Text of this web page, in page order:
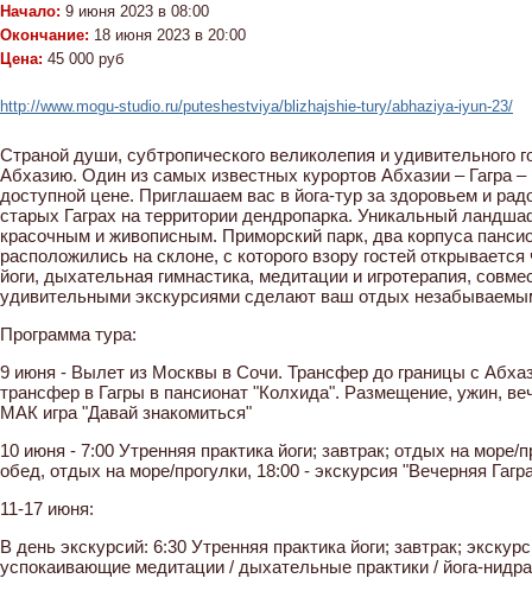
Начало: 9 июня 2023 в 08:00
Окончание: 18 июня 2023 в 20:00
Цена: 45 000 руб
http://www.mogu-studio.ru/puteshestviya/blizhajshie-tury/abhaziya-iyun-23/
Страной души, субтропического великолепия и удивительного
Абхазию. Один из самых известных курортов Абхазии – Гагра
доступной цене. Приглашаем вас в йога-тур за здоровьем и
старых Гаграх на территории дендропарка. Уникальный
красочным и живописным. Приморский парк, два корпуса
расположились на склоне, с которого взору гостей
йоги, дыхательная гимнастика, медитации и игротерапия,
удивительными экскурсиями сделают ваш отдых
Программа тура:
9 июня - Вылет из Москвы в Сочи. Трансфер до границы с
трансфер в Гагры в пансионат "Колхида". Размещение, ужин,
МАК игра "Давай знакомиться"
10 июня - 7:00 Утренняя практика йоги; завтрак; отдых на море/
обед, отдых на море/прогулки, 18:00 - экскурсия "Вечерняя
11-17 июня:
В день экскурсий: 6:30 Утренняя практика йоги; завтрак;
успокаивающие медитации / дыхательные практики / йога-нидра